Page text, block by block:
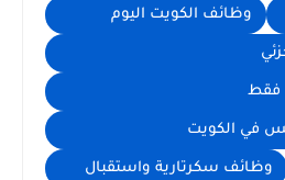
وظائف الكويت اليوم
فقط
في الكويت
وظائف سكرتارية واستقبال